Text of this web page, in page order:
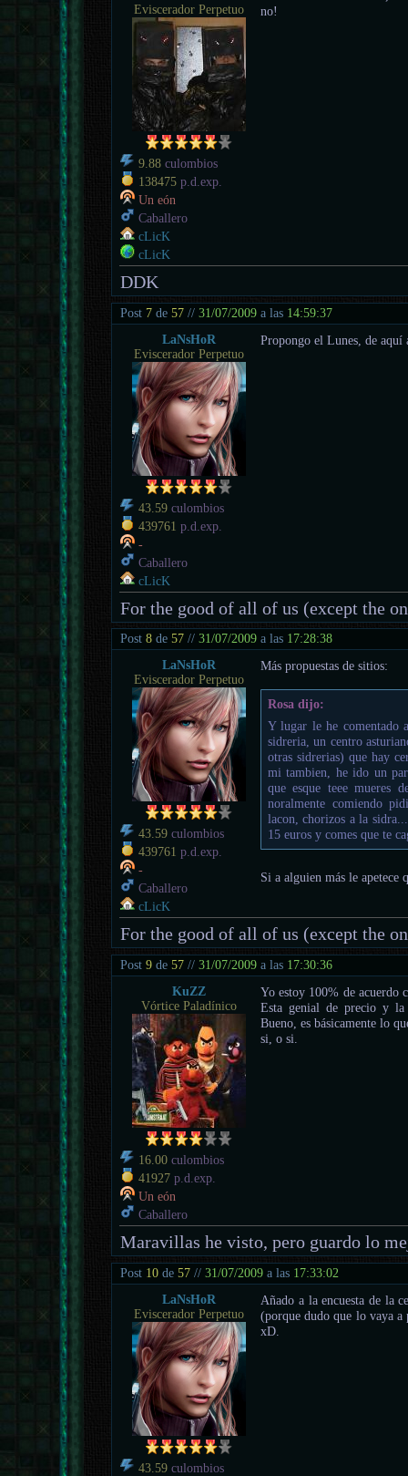
Eviscerador Perpetuo
9.88 culombios
138475 p.d.exp.
Un eón
Caballero
cLicK
cLicK
no!
DDK
Post 7 de57 //31/07/2009 a las 14:59:37
LaNsHoR
Eviscerador Perpetuo
43.59 culombios
439761 p.d.exp.
-
Caballero
cLicK
Propongo el Lunes, de
For the good of all of us (except the
Post8 de57 //31/07/2009 a las 17:28:38
LaNsHoR
Eviscerador Perpetuo
43.59 culombios
439761 p.d.exp.
-
Caballero
cLicK
Más propuestas de sitios:
Rosa dijo:
Y lugar le he comentado
sidreria, un centro
otras sidrerias) que hay
mi tambien, he ido un par
que esque teee mueres
noralmente comiendo
lacon, chorizos a la
15 euros y comes que te
Si a alguien más le apetece
For the good of all of us (except the
Post9 de57 //31/07/2009 a las 17:30:36
KuZZ
Vórtice Paladínico
16.00 culombios
41927 p.d.exp.
Un eón
Caballero
Yo estoy 100% de acuerdo
Esta genial de precio y la
Bueno, es básicamente lo
si, o si.
Maravillas he visto, pero guardo lo
Post 10 de57 //31/07/2009 a las 17:33:02
LaNsHoR
Eviscerador Perpetuo
43.59 culombios
Añado a la encuesta de la
(porque dudo que lo vaya
xD.